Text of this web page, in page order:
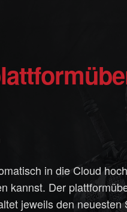
in die Cloud
kannst. Der
jeweils den